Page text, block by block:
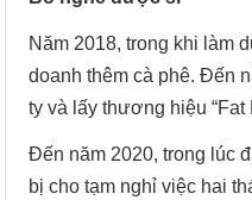
Năm 2018, trong khi làm
doanh thêm cà phê. Đến
ty và lấy thương hiệu “Fat
Đến năm 2020, trong lúc
bị cho tạm nghỉ việc hai